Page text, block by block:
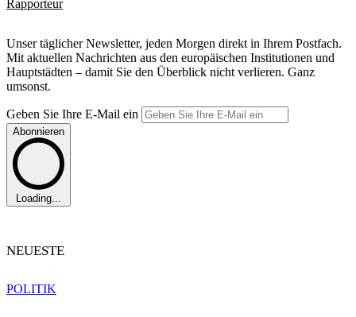
Rapporteur
Unser täglicher Newsletter, jeden Morgen direkt in Ihrem Postfach.
Mit aktuellen Nachrichten aus den europäischen Institutionen und
Hauptstädten – damit Sie den Überblick nicht verlieren. Ganz
umsonst.
Geben Sie Ihre E-Mail ein
Abonnieren
Loading...
NEUESTE
POLITIK